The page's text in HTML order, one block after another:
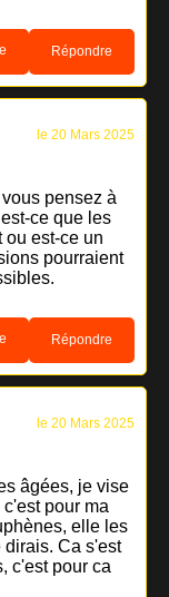
Répondre
le 20 Mars 2025
pensez à
ce que les
ou est-ce un
pourraient
Répondre
le 20 Mars 2025
âgées, je vise
pour ma
elle les
dirais. Ca s'est
c'est pour ca